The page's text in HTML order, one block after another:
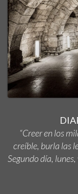
“Creer en los
creíble, burla las
Segundo día,